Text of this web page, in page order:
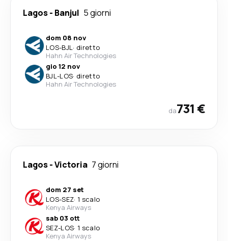
Lagos- Banjul 5 giorni
dom 08 nov
LOS-BJL· diretto
Hahn Air Technologies
gio 12 nov
BJL-LOS· diretto
Hahn Air Technologies
da731 €
Lagos-Victoria 7 giorni
dom 27 set
LOS-SEZ· 1 scalo
Kenya Airways
sab 03 ott
SEZ-LOS· 1 scalo
Kenya Airways